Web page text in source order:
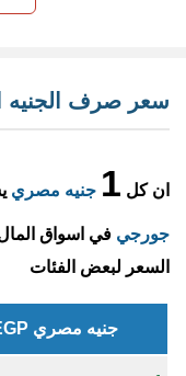
سعر صرف الجنيه
ان كل 1 جنيه مصري
جورجي في اسواق المال
السعر لبعض الفئات
جنيه مصري EGP